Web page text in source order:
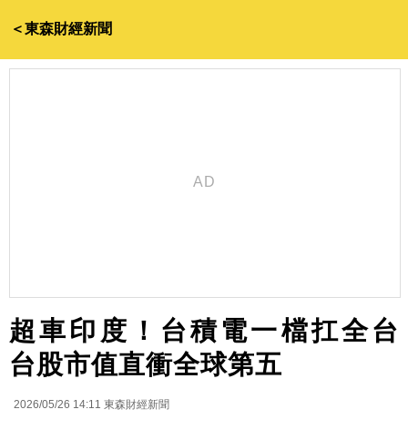
＜東森財經新聞
超車印度！台積電一檔扛全台
台股市值直衝全球第五
2026/05/26 14:11 東森財經新聞